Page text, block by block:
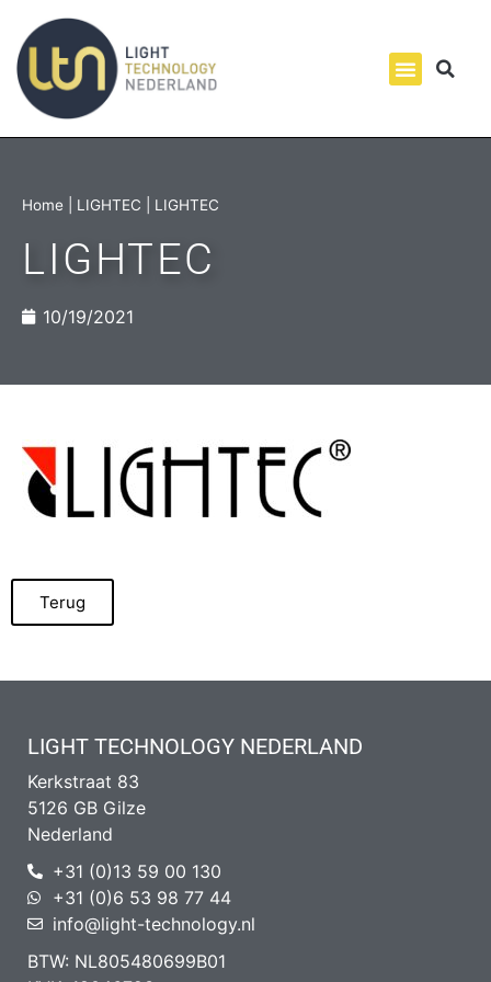
Home LIGHTEC LIGHTEC
LIGHTEC
10/19/2021
Terug
LIGHT TECHNOLOGY NEDERLAND
Kerkstraat 83
5126 GB Gilze
Nederland
+31 (0)13 59 00 130
+31 (0)6 53 98 77 44
info@light-technology.nl
BTW: NL805480699B01